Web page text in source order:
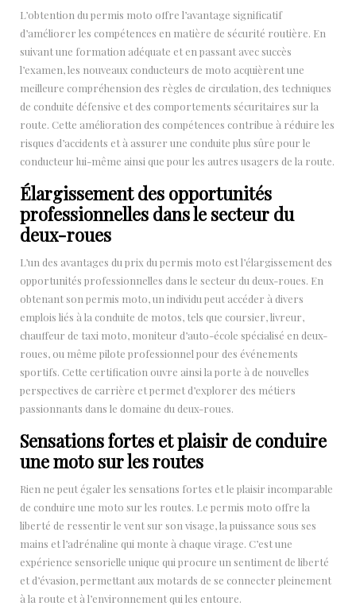
L’obtention du permis moto offre l’avantage significatif
d’améliorer les compétences en matière de sécurité routière. En
suivant une formation adéquate et en passant avec succès
l’examen, les nouveaux conducteurs de moto acquièrent une
meilleure compréhension des règles de circulation, des techniques
de conduite défensive et des comportements sécuritaires sur la
route. Cette amélioration des compétences contribue à réduire les
risques d’accidents et à assurer une conduite plus sûre pour le
conducteur lui-même ainsi que pour les autres usagers de la route.
Élargissement des opportunités
professionnelles dans le secteur du
deux-roues
L’un des avantages du prix du permis moto est l’élargissement des
opportunités professionnelles dans le secteur du deux-roues. En
obtenant son permis moto, un individu peut accéder à divers
emplois liés à la conduite de motos, tels que coursier, livreur,
chauffeur de taxi moto, moniteur d’auto-école spécialisé en deux-
roues, ou même pilote professionnel pour des événements
sportifs. Cette certification ouvre ainsi la porte à de nouvelles
perspectives de carrière et permet d’explorer des métiers
passionnants dans le domaine du deux-roues.
Sensations fortes et plaisir de conduire
une moto sur les routes
Rien ne peut égaler les sensations fortes et le plaisir incomparable
de conduire une moto sur les routes. Le permis moto offre la
liberté de ressentir le vent sur son visage, la puissance sous ses
mains et l’adrénaline qui monte à chaque virage. C’est une
expérience sensorielle unique qui procure un sentiment de liberté
et d’évasion, permettant aux motards de se connecter pleinement
à la route et à l’environnement qui les entoure.